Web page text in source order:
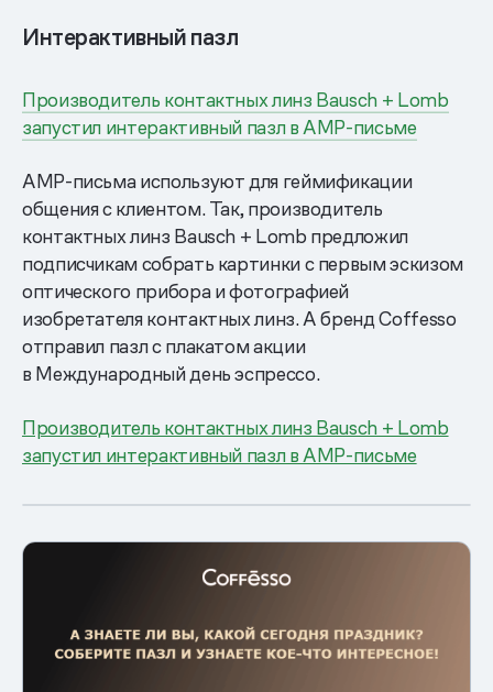
Интерактивный пазл
Производитель контактных линз Bausch + Lomb
запустил интерактивный пазл в AMP-письме
AMP-письма используют для геймификации
общения с клиентом. Так, производитель
контактных линз Bausch + Lomb предложил
подписчикам собрать картинки с первым эскизом
оптического прибора и фотографией
изобретателя контактных линз. А бренд Coffesso
отправил пазл с плакатом акции
в Международный день эспрессо.
Производитель контактных линз Bausch + Lomb
запустил интерактивный пазл в AMP-письме